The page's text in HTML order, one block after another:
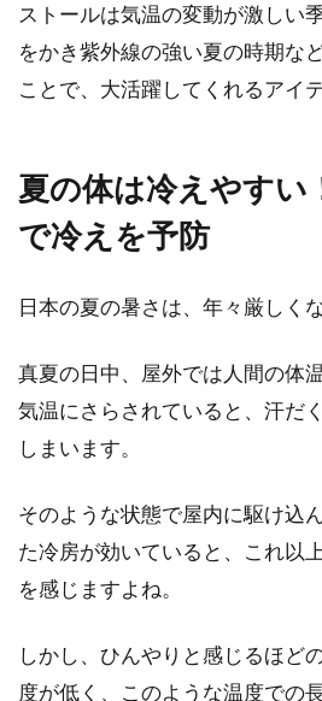
じりじりと湿度の
ね。...
メンズ向けシ
落に組み合わ
何となくシャツ
れを...
クのブランド
ストールは気温の変動が激しい
をかき紫外線の強い夏の時期な
ことで、大活躍してくれるアイ
夏の体は冷えやすい
で冷えを予防
日本の夏の暑さは、年々厳しく
真夏の日中、屋外では人間の体
気温にさらされていると、汗だ
しまいます。
そのような状態で屋内に駆け込
た冷房が効いていると、これ以
を感じますよね。
しかし、ひんやりと感じるほど
度が低く、このような温度での